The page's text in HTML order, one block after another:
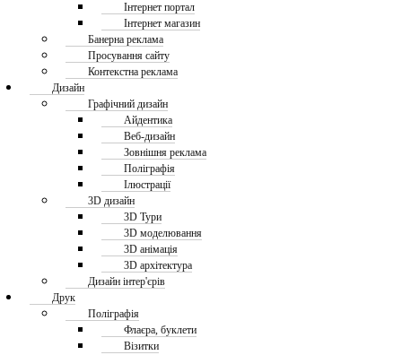
Інтернет портал
Інтернет магазин
Банерна реклама
Просування сайту
Контекстна реклама
Дизайн
Графічний дизайн
Айдентика
Веб-дизайн
Зовнішня реклама
Поліграфія
Ілюстрації
3D дизайн
3D Тури
3D моделювання
3D анімація
3D архітектура
Дизайн інтер'єрів
Друк
Поліграфія
Флаєра, буклети
Візитки